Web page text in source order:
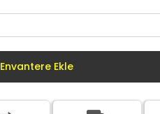
Envantere Ekle